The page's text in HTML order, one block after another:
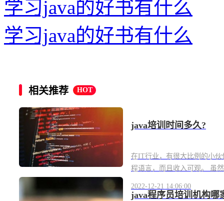
学习java的好书有什么
学习java的好书有什么
相关推荐 HOT
java培训时间多久?
在IT行业，有很大比例的小伙
程语言，而且收入可观。 虽
2022-12-21 14:06:00
java程序员培训机构哪